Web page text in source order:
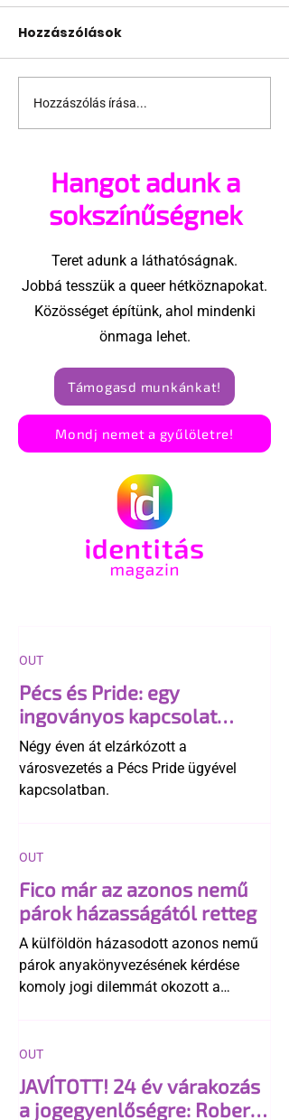
Támogathatsz és
ajánlhatsz: Te is részt
megvalósításában
Hozzászólások
Hozzászólás írása...
Hangot adunk a
sokszínűségnek
Teret adunk a láthatóságnak.
Jobbá tesszük a queer hétköznapokat.
Közösséget építünk, ahol mindenki
önmaga lehet.
Támogasd munkánkat!
Mondj nemet a gyűlöletre!
Pécs és Pride: egy
ingoványos kapcsolat
története
Négy éven át elzárkózott a
városvezetés a Pécs Pride ügyével
kapcsolatban.
OUT
Fico már az azonos nemű
párok házasságától retteg
A külföldön házasodott azonos nemű
párok anyakönyvezésének kérdése
komoly jogi dilemmát okozott a
egyértelműen tiltja a házasságuk
elismerését. Közben az ellenzéken belül
is vita robbant ki arról, hogy vissza
OUT
JAVÍTOTT! 24 év várakozás
a jogegyenlőségre: Robert
OUT